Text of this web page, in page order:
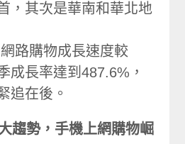
，其次是華南和華北地
路購物成長速度較
成長率達到487.6%，
追在後。
趨勢，手機上網購物崛